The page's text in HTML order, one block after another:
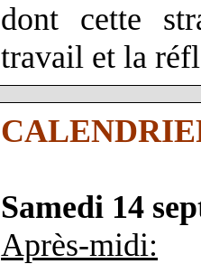
dont cette
travail et la
Samedi 14
Après-midi: